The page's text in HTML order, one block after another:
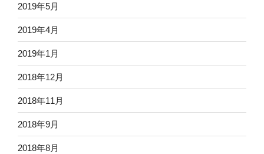
2019年5月
2019年4月
2019年1月
2018年12月
2018年11月
2018年9月
2018年8月